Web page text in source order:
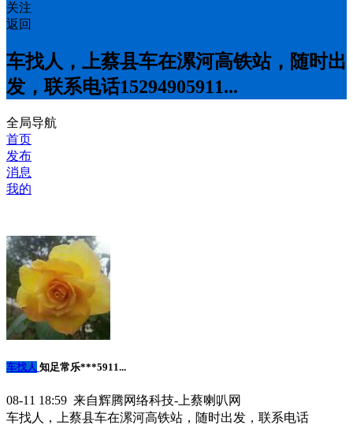
关注
返回
车找人，上蔡县车在漯河高铁站，随时出
发，联系电话15294905911...
全局导航
首页
发布
消息
我的
车找人 知足常乐***5911...
08-11 18:59 来自辉腾网络科技-上蔡喇叭网
车找人，上蔡县车在漯河高铁站，随时出发，联系电话